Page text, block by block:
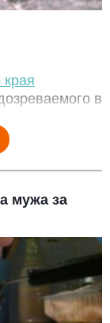
края
в
мужа за